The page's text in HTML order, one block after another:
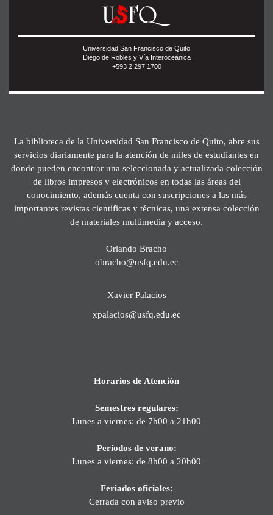
Universidad San Francisco de Quito
Diego de Robles y Vía Interoceánica
+593 2 297 1700
La biblioteca de la Universidad San Francisco de Quito, abre sus
servicios diariamente para la atención de miles de estudiantes en
donde pueden encontrar una seleccionada y actualizada colección
de libros impresos y electrónicos en todas las áreas del
conocimiento, además cuenta con suscripciones a las más
importantes revistas científicas y técnicas, una extensa colección
de materiales multimedia y acceso.
Orlando Bracho
obracho@usfq.edu.ec
Xavier Palacios
xpalacios@usfq.edu.ec
Horarios de Atención
Semestres regulares:
Lunes a viernes: de 7h00 a 21h00
Períodos de verano:
Lunes a viernes: de 8h00 a 20h00
Feriados oficiales:
Cerrada con aviso previo